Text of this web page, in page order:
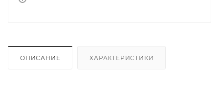
ОПИСАНИЕ ХАРАКТЕРИСТИКИ